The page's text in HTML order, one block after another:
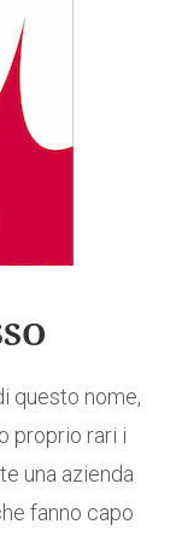
questo nome,
proprio rari i
una azienda
fanno capo